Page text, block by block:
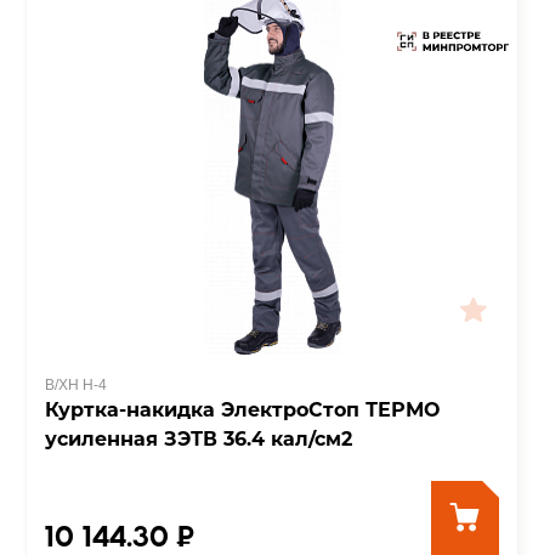
В/ХН Н-4
Куртка-накидка ЭлектроСтоп ТЕРМО
усиленная ЗЭТВ 36.4 кал/см2
10 144.30 ₽